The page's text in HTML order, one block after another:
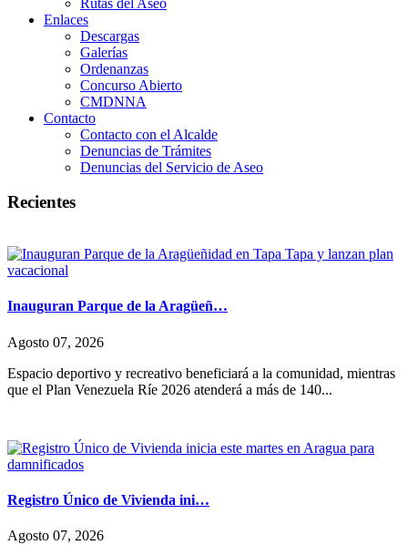
Enlaces
Descargas
Galerías
Ordenanzas
Concurso Abierto
CMDNNA
Contacto
Contacto con el Alcalde
Denuncias de Trámites
Denuncias del Servicio de Aseo
Recientes
Inauguran Parque de la Aragüeñ…
Agosto 07, 2026
Espacio deportivo y recreativo beneficiará a la comunidad, mientras
que el Plan Venezuela Ríe 2026 atenderá a más de 140...
Registro Único de Vivienda ini…
Agosto 07, 2026